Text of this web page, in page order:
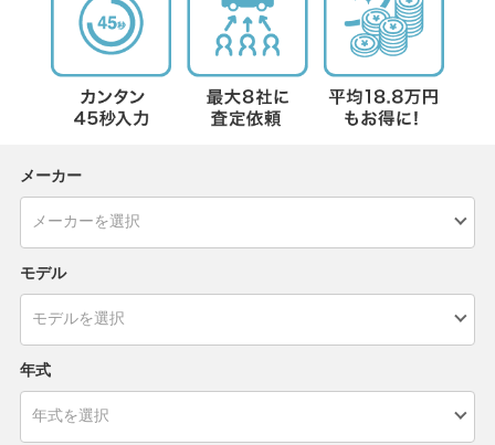
メーカー
モデル
年式